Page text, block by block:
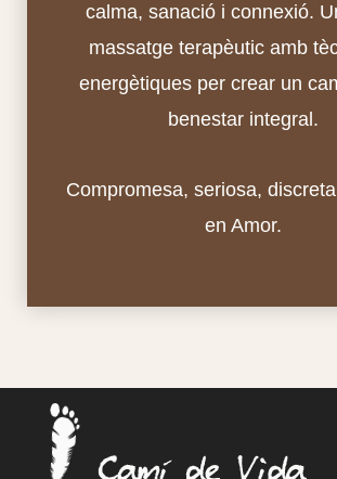
calma, sanació i connexió.
massatge terapèutic amb
energètiques per crear un
benestar integral.
Compromesa, seriosa,
en Amor.